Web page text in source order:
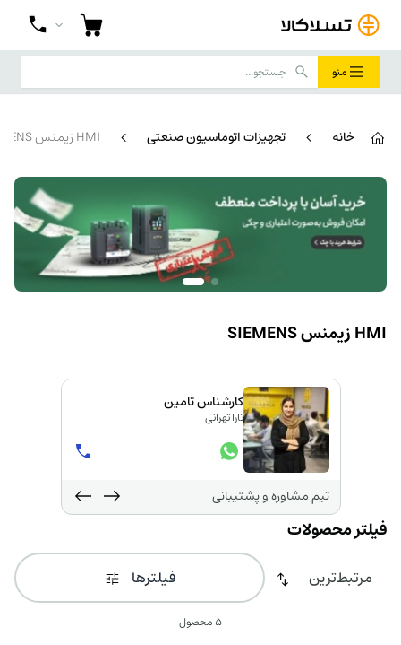
منو
خانه تجهیزات اتوماسیون صنعتی HMI زیمنس SIEMENS
HMI زیمنس SIEMENS
5 محصول
فیلترها
کارشناس تامین
تارا تهرانی
تیم مشاوره و پشتیبانی